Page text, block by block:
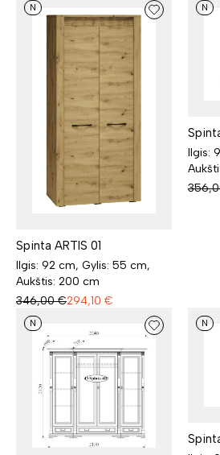
N
Spinta ARTIS 01
Ilgis: 92 cm, Gylis: 55 cm,
Aukštis: 200 cm
346,00 €294,10 €
N
Ilgis:
N N